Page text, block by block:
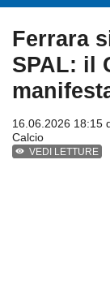
Ferrara
SPAL: il
16.06.2026 18:15
Calcio
VEDI LETTURE